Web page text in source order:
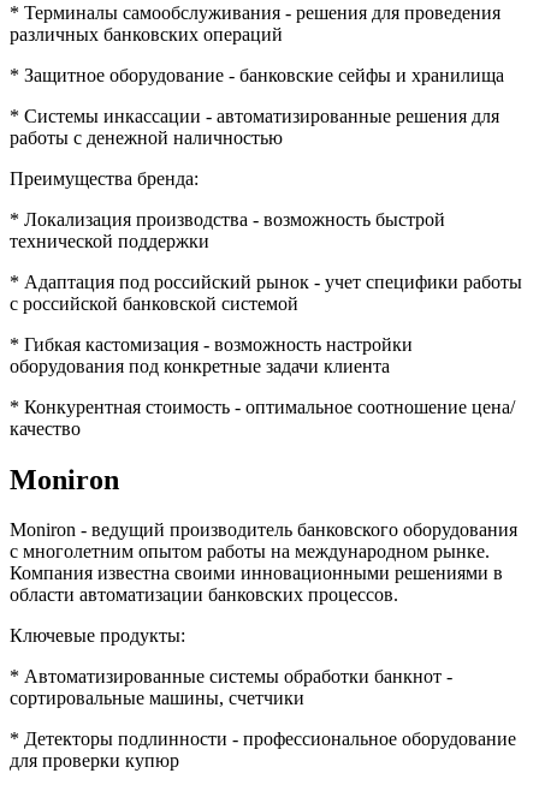
* Терминалы самообслуживания - решения для проведения
различных банковских операций
* Защитное оборудование - банковские сейфы и хранилища
* Системы инкассации - автоматизированные решения для
работы с денежной наличностью
Преимущества бренда:
* Локализация производства - возможность быстрой
технической поддержки
* Адаптация под российский рынок - учет специфики работы
с российской банковской системой
* Гибкая кастомизация - возможность настройки
оборудования под конкретные задачи клиента
* Конкурентная стоимость - оптимальное соотношение цена/
качество
Moniron
Moniron - ведущий производитель банковского оборудования
с многолетним опытом работы на международном рынке.
Компания известна своими инновационными решениями в
области автоматизации банковских процессов.
Ключевые продукты:
* Автоматизированные системы обработки банкнот -
сортировальные машины, счетчики
* Детекторы подлинности - профессиональное оборудование
для проверки купюр